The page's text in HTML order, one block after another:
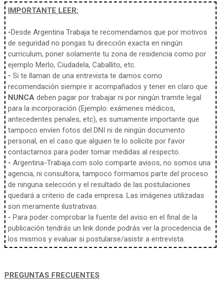
IMPORTANTE LEER:
-Desde Argentina Trabaja te recomendamos que por motivos
de seguridad no pongas tu dirección exacta en ningún
curriculum, poner solamente tu zona de residencia como por
ejemplo Merlo, Ciudadela, Caballito, etc.
- Si te llaman de una entrevista te damos como
recomendación siempre ir acompañados y tener en claro que
NUNCAdeben pagar por trabajar ni por ningún tramite legal
para la incorporación (Ejemplo: exámenes médicos,
antecedentes penales, etc), es sumamente importante que
tampoco envíen fotos del DNI ni de ningún documento
personal, en el caso que alguien te lo solicite por favor
contactarnos para poder tomar medidas al respecto.
- Argentina-Trabaja.com solo comparte avisos, no somos una
agencia, ni consultora, tampoco formamos parte del proceso
de ninguna selección y el resultado de las postulaciones
quedará a criterio de cada empresa. Las imágenes utilizadas
son meramente ilustrativas.
- Para poder comprobar la fuente del aviso en el final de la
publicación tendrás un link donde podrás ver la procedencia de
los mismos y evaluar si postularse/asistir a entrevista.
PREGUNTAS FRECUENTES